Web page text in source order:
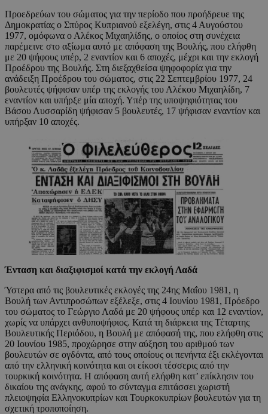
Προεδρεύων του σώματος για την περίοδο που προήδρευε της
Δημοκρατίας ο Σπύρος Κυπριανού εξελέγη, στις 4 Αυγούστου
1977, ομόφωνα ο Αλέκος Μιχαηλίδης, ο οποίος στη συνέχεια
παρέμεινε στο αξίωμα αυτό με απόφαση της Βουλής, που ελήφθη
με 20 ψήφους υπέρ, 2 εναντίον και 6 αποχές, μέχρι και την εκλογή
Προέδρου της Βουλής. Στη διεξαχθείσα ψηφοφορία για την
ανάδειξη Προέδρου του σώματος, στις 22 Σεπτεμβρίου 1977, 24
βουλευτές ψήφισαν υπέρ της εκλογής του Αλέκου Μιχαηλίδη, 7
εναντίον και υπήρξε μία αποχή. Υπέρ της υποψηφιότητας του
Βάσου Λυσσαρίδη ψήφισαν 5 βουλευτές, 17 ψήφισαν εναντίον και
υπήρξαν 10 αποχές.
Ένταση και διαξιφισμοί κατά την εκλογή Λαδά
Ύστερα από τις βουλευτικές εκλογές της 24ης Μαΐου 1981, η
Βουλή των Αντιπροσώπων εξέλεξε, στις 4 Ιουνίου 1981, Πρόεδρο
του σώματος το Γεώργιο Λαδά με 20 ψήφους υπέρ και 12 εναντίον,
χωρίς να υπάρχει ανθυποψήφιος. Κατά τη διάρκεια της Τέταρτης
Βουλευτικής Περιόδου, η Βουλή με απόφασή της, που ελήφθη στις
20 Ιουνίου 1985, προχώρησε στην αύξηση του αριθμού των
βουλευτών σε ογδόντα, από τους οποίους οι πενήντα έξι εκλέγονται
από την ελληνική κοινότητα και οι είκοσι τέσσερις από την
τουρκική κοινότητα. Η απόφαση αυτή ελήφθη κατ’ επίκλησιν του
δικαίου της ανάγκης, αφού το σύνταγμα επιτάσσει χωριστή
πλειοψηφία Ελληνοκυπρίων και Τουρκοκυπρίων βουλευτών για τη
σχετική τροποποίηση.